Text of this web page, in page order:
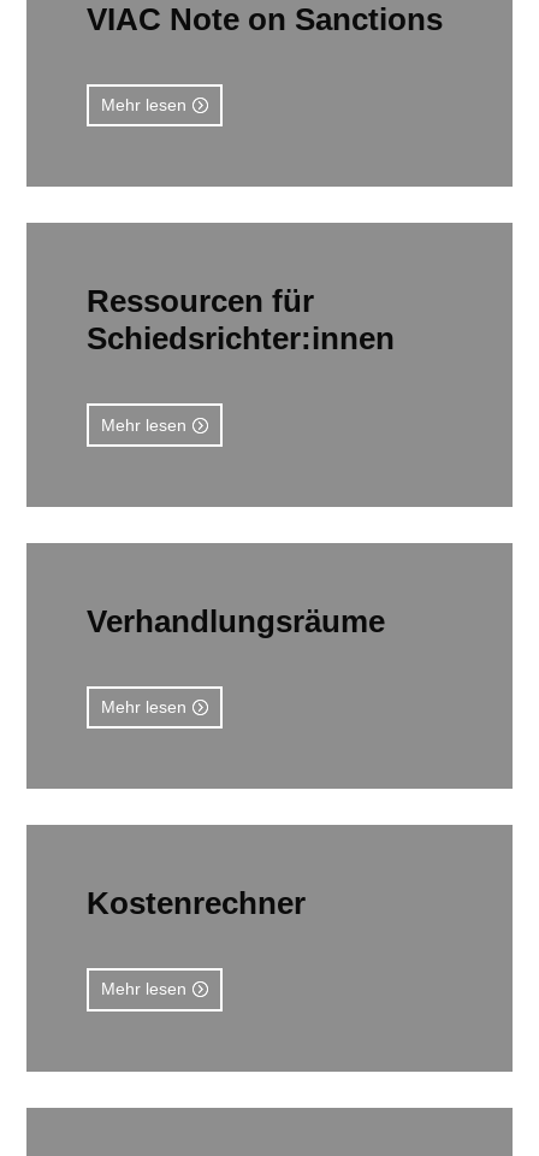
VIAC Note on Sanctions
Mehr lesen
Ressourcen für
Schiedsrichter:innen
Mehr lesen
Verhandlungsräume
Mehr lesen
Kostenrechner
Mehr lesen